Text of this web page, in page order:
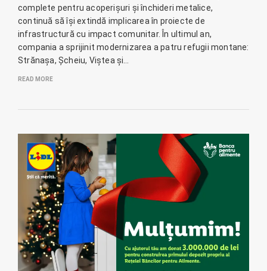
complete pentru acoperișuri și închideri metalice,
continuă să își extindă implicarea în proiecte de
infrastructură cu impact comunitar. În ultimul an,
compania a sprijinit modernizarea a patru refugii montane:
Strănașa, Șcheiu, Viștea și…
READ MORE